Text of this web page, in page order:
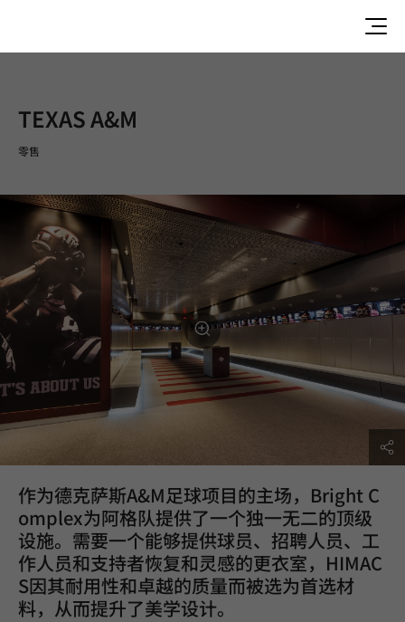
TEXAS A&M
零售
作为德克萨斯A&M足球项目的主场，Bright C
omplex为阿格队提供了一个独一无二的顶级
设施。需要一个能够提供球员、招聘人员、工
作人员和支持者恢复和灵感的更衣室，HIMAC
S因其耐用性和卓越的质量而被选为首选材
料，从而提升了美学设计。